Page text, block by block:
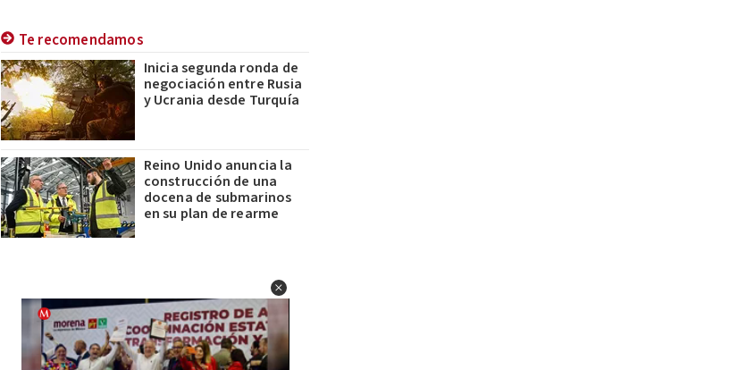
Te recomendamos
Inicia segunda ronda de
negociación entre Rusia
y Ucrania desde Turquía
Reino Unido anuncia la
construcción de una
docena de submarinos
en su plan de rearme